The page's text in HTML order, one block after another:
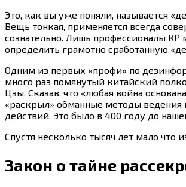
Это, как вы уже поняли, называется
Вещь тонкая, применяется всегда
сознательно. Лишь профессионалы КР
определить грамотно сработанную
Одним из первых «профи» по
много раз помянутый китайский
Цзы. Сказав, что «любая война
«раскрыл» обманные методы ведения
действий. Это было в 400 году до
Спустя несколько тысяч лет мало что
Закон о тайне